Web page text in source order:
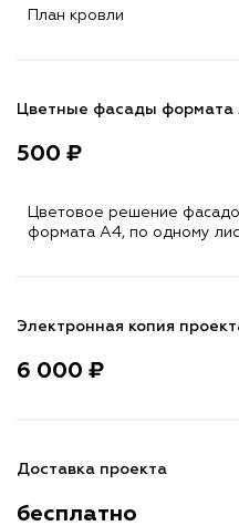
План кровли
Цветные фасады формата
500 ₽
Цветовое решение
формата A4, по одному
Электронная копия
6 000 ₽
Доставка проекта
бесплатно